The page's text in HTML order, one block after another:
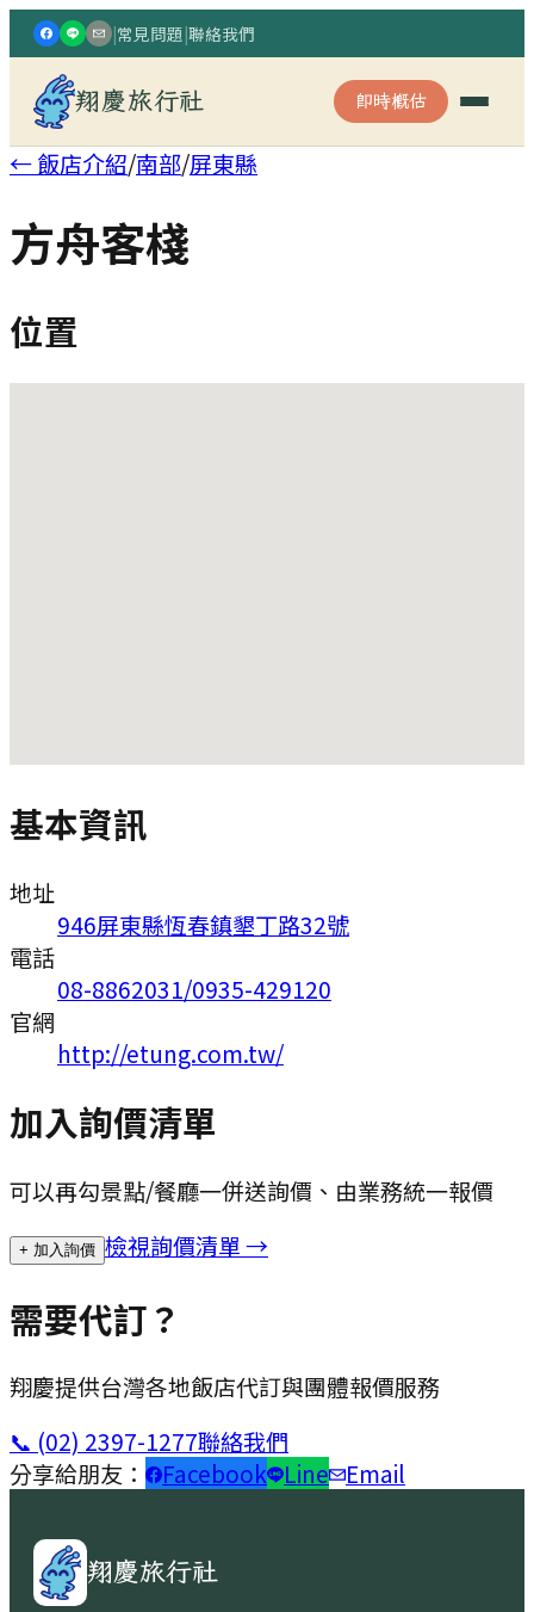
|常見問題|聯絡我們
翔慶旅行社 即時概估
← 飯店介紹/南部/屏東縣
方舟客棧
位置
基本資訊
地址
946屏東縣恆春鎮墾丁路32號
電話
08-8862031/0935-429120
官網
http://etung.com.tw/
加入詢價清單
可以再勾景點/餐廳一併送詢價、由業務統一報價
+ 加入詢價 檢視詢價清單 →
需要代訂？
翔慶提供台灣各地飯店代訂與團體報價服務
📞 (02) 2397-1277聯絡我們
分享給朋友：
Facebook Line Email
翔慶旅行社